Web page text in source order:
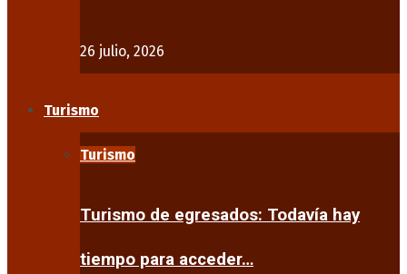
26 julio, 2026
Turismo
Turismo
Turismo de egresados: Todavía hay
tiempo para acceder…